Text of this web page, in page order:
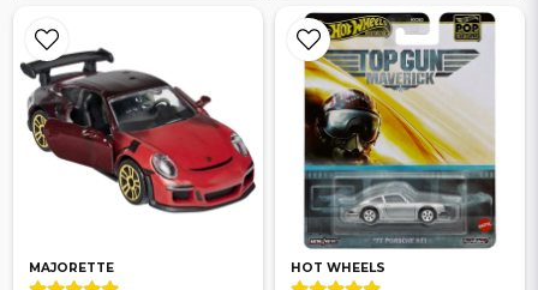
MAJORETTE HOT WHEELS